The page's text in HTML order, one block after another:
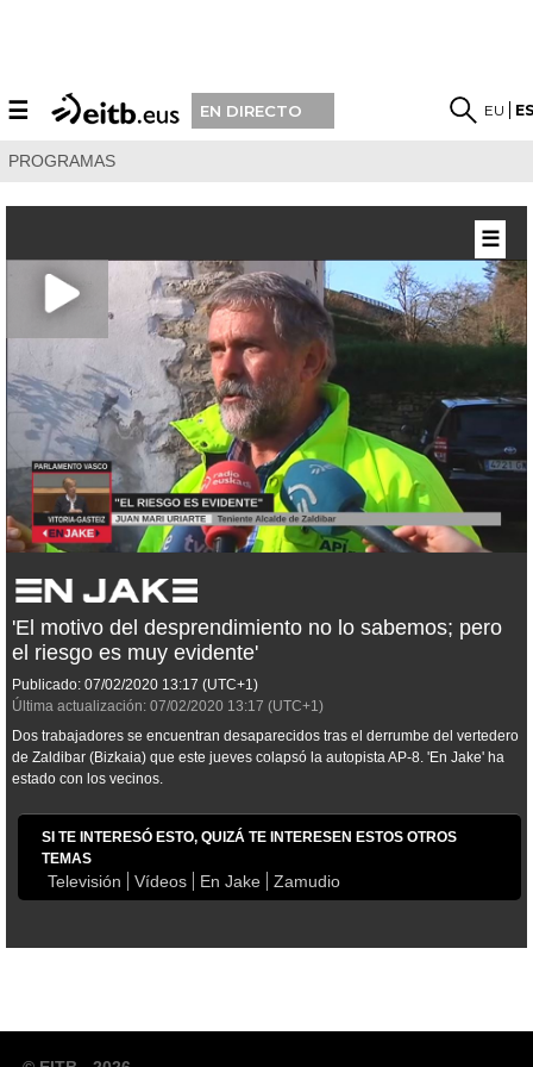
☰ EN DIRECTO EU
PROGRAMAS
'El motivo del desprendimiento no lo sabemos; pero
el riesgo es muy evidente'
Publicado: 07/02/2020 13:17 (UTC+1)
Última actualización: 07/02/2020 13:17 (UTC+1)
Dos trabajadores se encuentran desaparecidos tras el derrumbe del vertedero
de Zaldibar (Bizkaia) que este jueves colapsó la autopista AP-8. 'En Jake' ha
estado con los vecinos.
SI TE INTERESÓ ESTO, QUIZÁ TE INTERESEN ESTOS OTROS
TEMAS
Televisión Vídeos En Jake Zamudio
☰